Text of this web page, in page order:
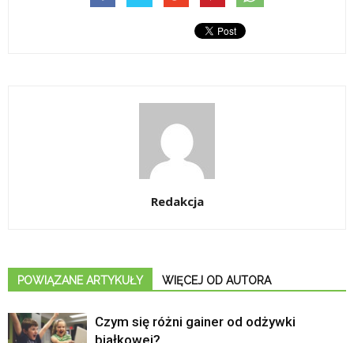
Redakcja
POWIĄZANE ARTYKUŁY WIĘCEJ OD AUTORA
Czym się różni gainer od odżywki